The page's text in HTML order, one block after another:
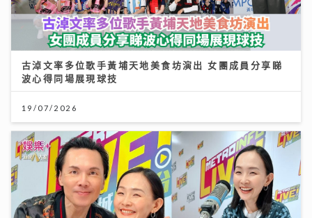
古淖文率多位歌手黃埔天地美食坊演出 女團成員分享睇
波心得同場展現球技
19/07/2026